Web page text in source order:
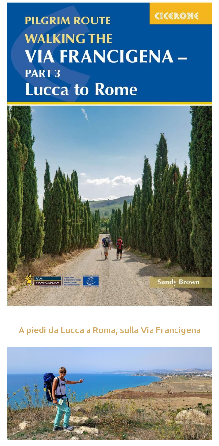
A piedi da Lucca a Roma, sulla Via Francigena